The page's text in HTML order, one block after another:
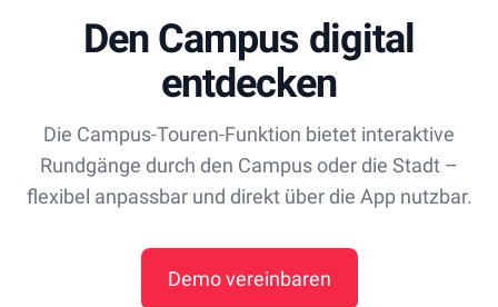
Den Campus digital
entdecken
Die Campus-Touren-Funktion bietet interaktive
Rundgänge durch den Campus oder die Stadt –
flexibel anpassbar und direkt über die App nutzbar.
Demo vereinbaren